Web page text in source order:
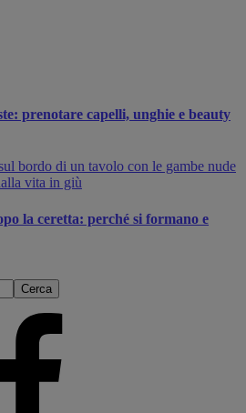
prenotare capelli, unghie e beauty
la ceretta: perché si formano e